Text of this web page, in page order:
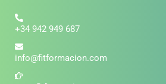
+34 942 949 687
info@fitformacion.com